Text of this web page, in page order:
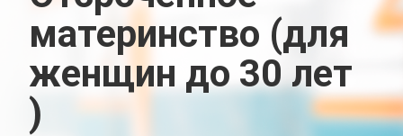
материнство (для
женщин до 30 лет
)